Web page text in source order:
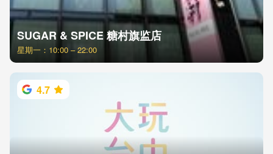
SUGAR & SPICE 糖村旗监店
星期一：10:00 – 22:00
4.7